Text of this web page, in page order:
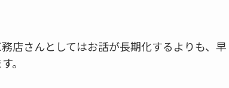
店さんとしてはお話が長期化するよりも、早
。